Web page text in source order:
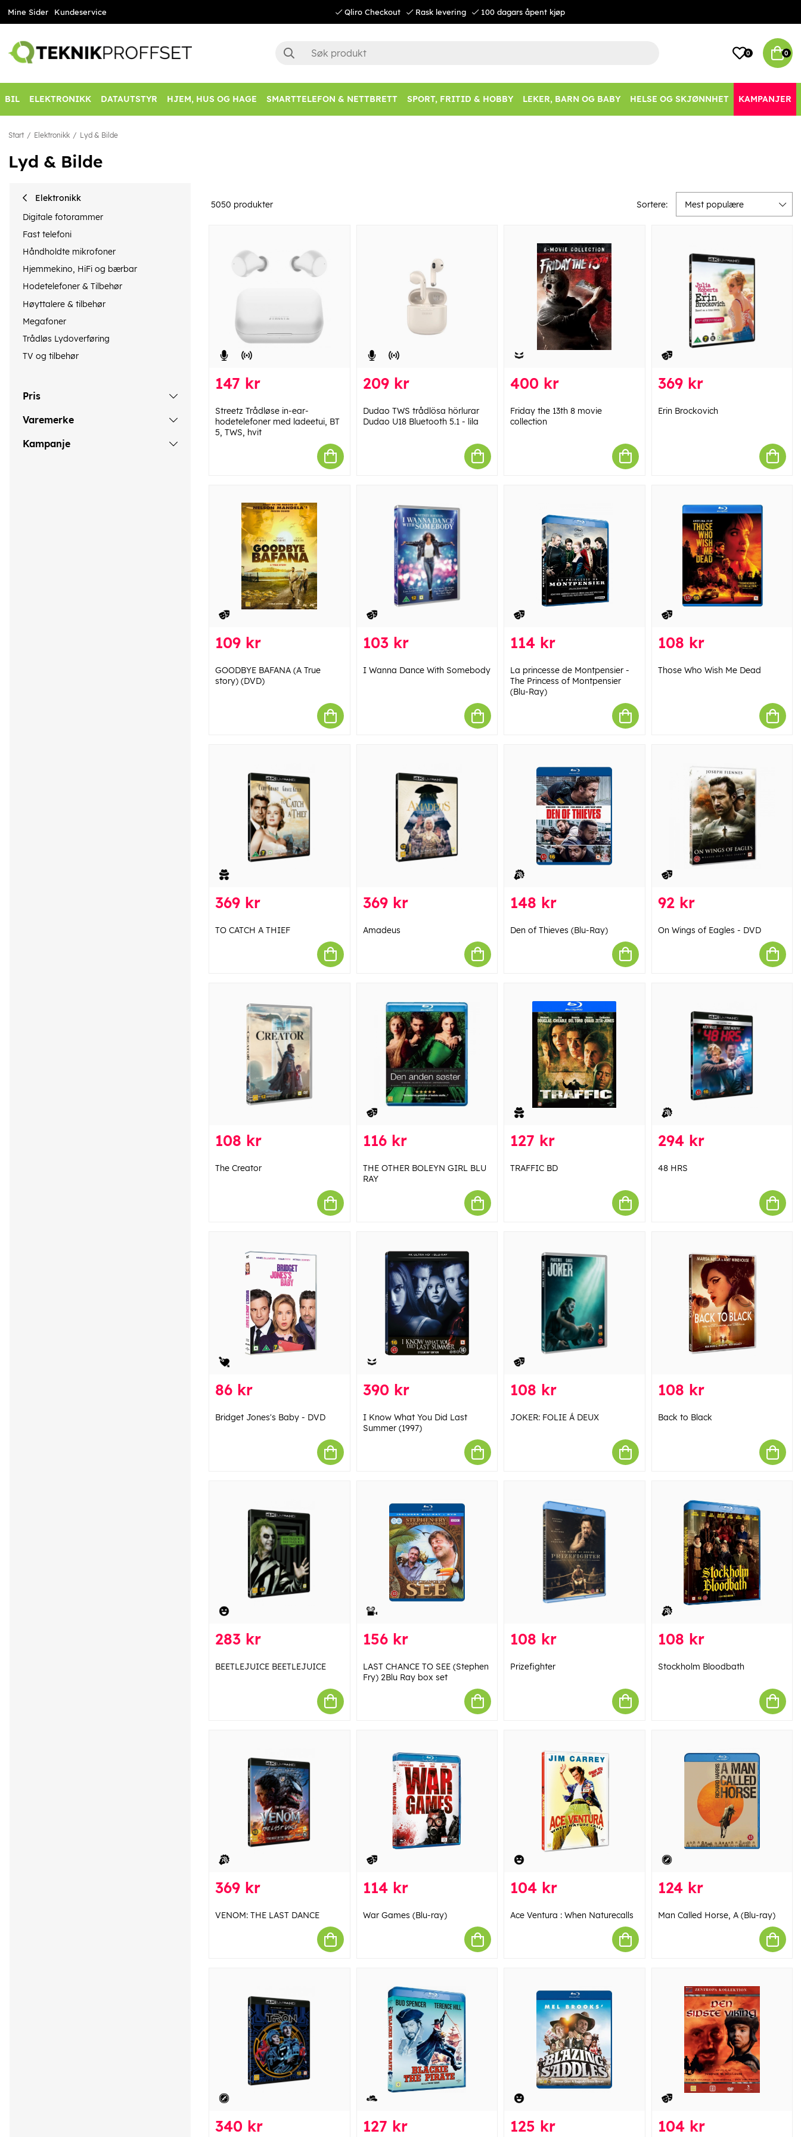
Mine Sider Kundeservice Qliro Checkout Rask levering 100 dagars åpent kjøp
0 0
BIL ELEKTRONIKK DATAUTSTYR HJEM, HUS OG HAGE SMARTTELEFON & NETTBRETT SPORT, FRITID & HOBBY LEKER, BARN OG BABY HELSE OG SKJØNNHET KAMPANJER
Start Elektronikk Lyd & Bilde
Lyd & Bilde
Elektronikk
Digitale fotorammer
Fast telefoni
Håndholdte mikrofoner
Hjemmekino, HiFi og bærbar
Hodetelefoner & Tilbehør
Høyttalere & tilbehør
Megafoner
Trådløs Lydoverføring
TV og tilbehør
Pris
Varemerke
Kampanje
5050 produkter Sortere: Mest populære
147 kr
Streetz Trådløse in-ear-
hodetelefoner med ladeetui, BT
5, TWS, hvit
209 kr
Dudao TWS trådlösa hörlurar
Dudao U18 Bluetooth 5.1 - lila
400 kr
Friday the 13th 8 movie
collection
369 kr
Erin Brockovich
109 kr
GOODBYE BAFANA (A True
story) (DVD)
103 kr
I Wanna Dance With Somebody
114 kr
La princesse de Montpensier -
The Princess of Montpensier
(Blu-Ray)
108 kr
Those Who Wish Me Dead
369 kr
TO CATCH A THIEF
369 kr
Amadeus
148 kr
Den of Thieves (Blu-Ray)
92 kr
On Wings of Eagles - DVD
108 kr
The Creator
116 kr
THE OTHER BOLEYN GIRL BLU
RAY
127 kr
TRAFFIC BD
294 kr
48 HRS
86 kr
Bridget Jones's Baby - DVD
390 kr
I Know What You Did Last
Summer (1997)
108 kr
JOKER: FOLIE Á DEUX
108 kr
Back to Black
283 kr
BEETLEJUICE BEETLEJUICE
156 kr
LAST CHANCE TO SEE (Stephen
Fry) 2Blu Ray box set
108 kr
Prizefighter
108 kr
Stockholm Bloodbath
369 kr
VENOM: THE LAST DANCE
114 kr
War Games (Blu-ray)
104 kr
Ace Ventura : When Naturecalls
124 kr
Man Called Horse, A (Blu-ray)
340 kr 127 kr 125 kr 104 kr